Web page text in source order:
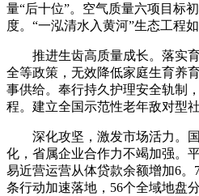
量“后十位”。空气质量六项目标
度。“一泓清水入黄河”生态工程如
推进生齿高质量成长。落实育
全等政策，无效降低家庭生育养
事供给。奉行持久护理安全轨制
程。建立全国示范性老年敌对型社
深化攻坚，激发市场活力。国
化，省属企业合作力不竭加强。
易近营运营从体贷款余额增加6。
条行动加速落地，56个全域地盘